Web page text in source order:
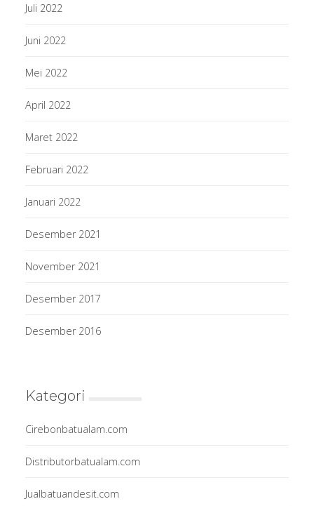
Juli 2022
Juni 2022
Mei 2022
April 2022
Maret 2022
Februari 2022
Januari 2022
Desember 2021
November 2021
Desember 2017
Desember 2016
Kategori
Cirebonbatualam.com
Distributorbatualam.com
Jualbatuandesit.com